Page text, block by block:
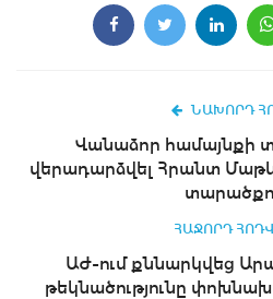
ՆԱԽՈՐԴ
Վանաձոր համայնքի
վերադարձվել Հրանտ
ՀԱՋՈՐԴ
ԱԺ-ում քննարկվեց
թեկնածությունը